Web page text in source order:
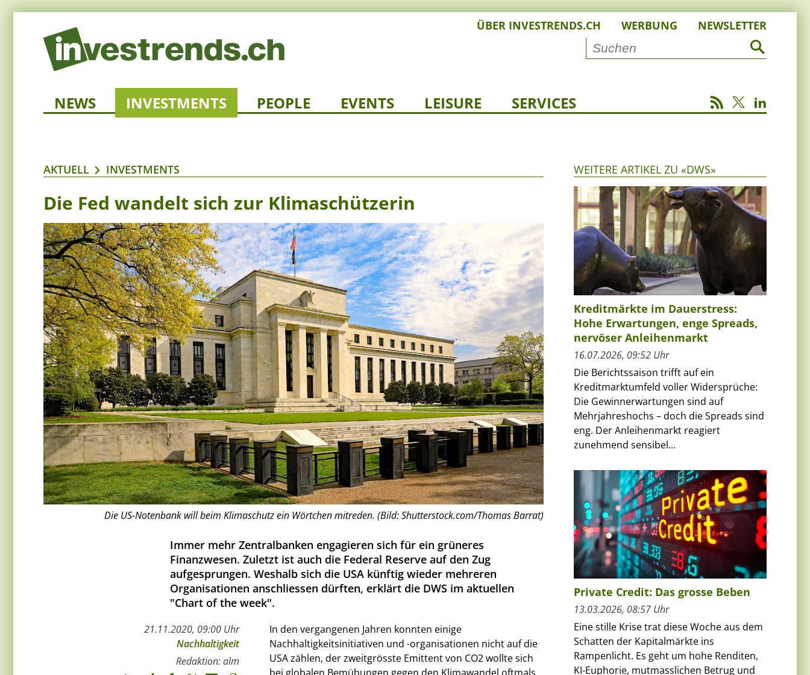
ÜBER INVESTRENDS.CH WERBUNG NEWSLETTER
NEWS INVESTMENTS PEOPLE EVENTS LEISURE SERVICES
AKTUELL INVESTMENTS
Die Fed wandelt sich zur Klimaschützerin
Die US-Notenbank will beim Klimaschutz ein Wörtchen mitreden. (Bild: Shutterstock.com/Thomas Barrat)
Immer mehr Zentralbanken engagieren sich für ein grüneres
Finanzwesen. Zuletzt ist auch die Federal Reserve auf den Zug
aufgesprungen. Weshalb sich die USA künftig wieder mehreren
Organisationen anschliessen dürften, erklärt die DWS im aktuellen
"Chart of the week".
21.11.2020, 09:00 Uhr
Nachhaltigkeit
Redaktion: alm
In den vergangenen Jahren konnten einige
Nachhaltigkeitsinitiativen und -organisationen nicht auf die
USA zählen, der zweitgrösste Emittent von CO2 wollte sich
WEITERE ARTIKEL ZU «DWS»
Kreditmärkte im Dauerstress:
Hohe Erwartungen, enge Spreads,
nervöser Anleihenmarkt
16.07.2026, 09:52 Uhr
Die Berichtssaison trifft auf ein
Kreditmarktumfeld voller Widersprüche:
Die Gewinnerwartungen sind auf
Mehrjahreshochs – doch die Spreads sind
eng. Der Anleihenmarkt reagiert
zunehmend sensibel...
Private Credit: Das grosse Beben
13.03.2026, 08:57 Uhr
Eine stille Krise trat diese Woche aus dem
Schatten der Kapitalmärkte ins
Rampenlicht. Es geht um hohe Renditen,
KI-Euphorie, mutmasslichen Betrug und